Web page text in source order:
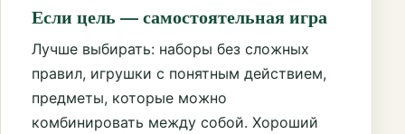
Если цель — самостоятельная игра
Лучше выбирать: наборы без сложных
правил, игрушки с понятным действием,
предметы, которые можно
комбинировать между собой. Хороший